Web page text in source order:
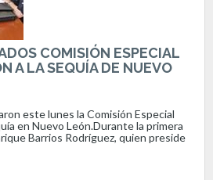
COMISIÓN ESPECIAL
A LA SEQUÍA DE NUEVO
este lunes la Comisión Especial
en Nuevo León.Durante la primera
Barrios Rodríguez, quien preside